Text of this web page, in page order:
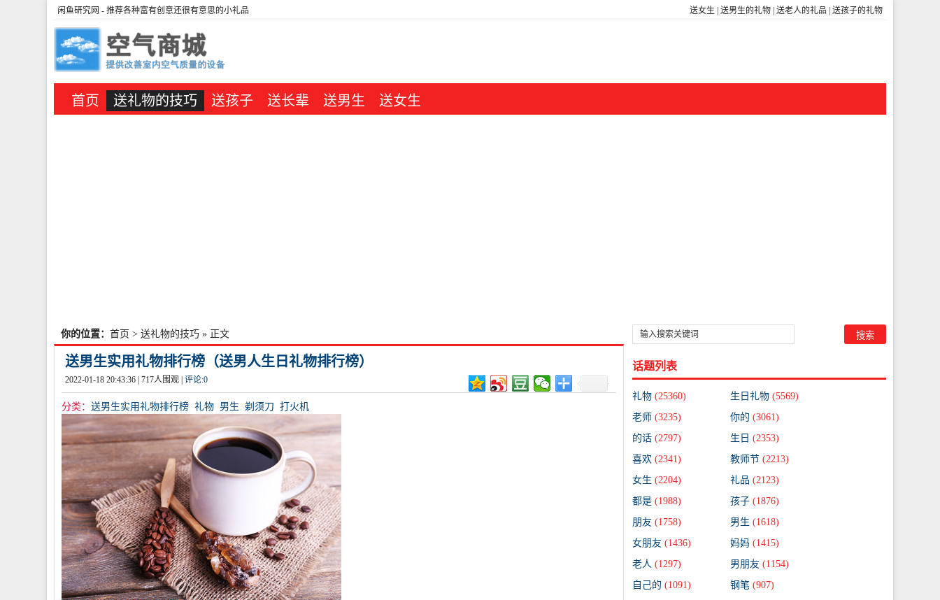
送女生 送男生的礼物 送老人的礼品 送孩子的礼物
闲鱼研究网 - 推荐各种富有创意还很有意思的小礼品
首页 送礼物的技巧 送孩子 送长辈 送男生 送女生
你的位置： 首页 > 送礼物的技巧 » 正文
送男生实用礼物排行榜（送男人生日礼物排行榜）
2022-01-18 20:43:36 | 717人围观 | 评论:0
分类： 送男生实用礼物排行榜 礼物 男生 剃须刀 打火机
话题列表
礼物 (25360) 生日礼物 (5569)
老师 (3235) 你的 (3061)
的话 (2797) 生日 (2353)
喜欢 (2341) 教师节 (2213)
女生 (2204) 礼品 (2123)
都是 (1988) 孩子 (1876)
朋友 (1758) 男生 (1618)
女朋友 (1436) 妈妈 (1415)
老人 (1297) 男朋友 (1154)
自己的 (1091) 钢笔 (907)